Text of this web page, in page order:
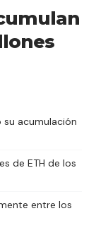
su acumulación
de ETH de los
entre los